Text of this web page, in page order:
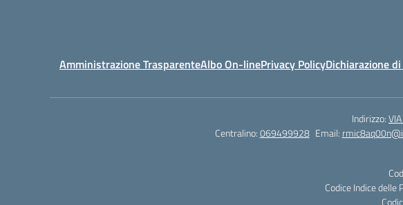
Amministrazione TrasparenteAlbo On-linePrivacy PolicyDichiarazione
Indirizzo:
Centralino:069499928 Email:
Codice Indice delle